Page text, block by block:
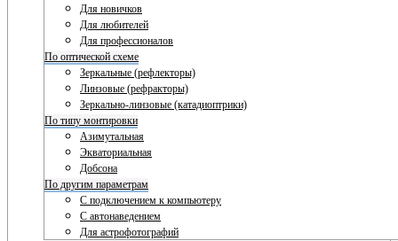
Для новичков
Для любителей
Для профессионалов
По оптической схеме
Зеркальные (рефлекторы)
Линзовые (рефракторы)
Зеркально-линзовые (катадиоптрики)
По типу монтировки
Азимутальная
Экваториальная
Добсона
По другим параметрам
С подключением к компьютеру
С автонаведением
Для астрофотографий